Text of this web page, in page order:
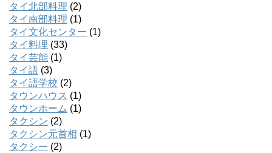
タイ北部料理 (2)
タイ南部料理 (1)
タイ文化センター (1)
タイ料理 (33)
タイ芸能 (1)
タイ語 (3)
タイ語学校 (2)
タウンハウス (1)
タウンホーム (1)
タクシン (2)
タクシン元首相 (1)
タクシー (2)